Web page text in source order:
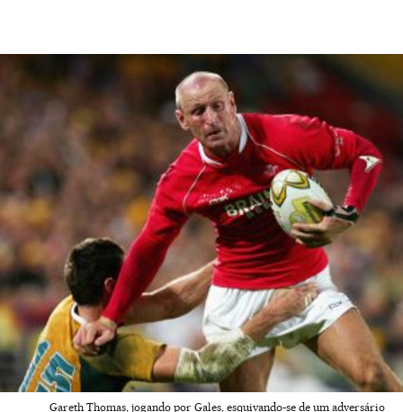
Gareth Thomas, jogando por Gales, esquivando-se de um adversário